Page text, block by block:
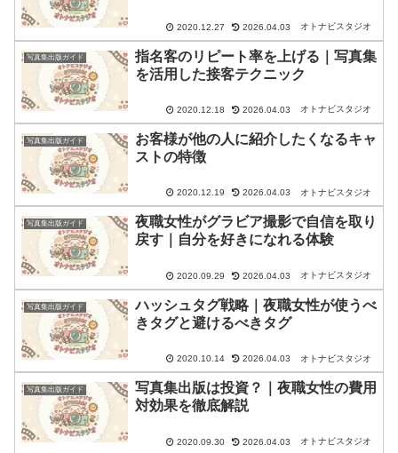
2020.12.27 2026.04.03 オトナビスタジオ
写真集出版ガイド
指名客のリピート率を上げる｜写真集
を活用した接客テクニック
2020.12.18 2026.04.03 オトナビスタジオ
写真集出版ガイド
お客様が他の人に紹介したくなるキャ
ストの特徴
2020.12.19 2026.04.03 オトナビスタジオ
写真集出版ガイド
夜職女性がグラビア撮影で自信を取り
戻す｜自分を好きになれる体験
2020.09.29 2026.04.03 オトナビスタジオ
写真集出版ガイド
ハッシュタグ戦略｜夜職女性が使うべ
きタグと避けるべきタグ
2020.10.14 2026.04.03 オトナビスタジオ
写真集出版ガイド
写真集出版は投資？｜夜職女性の費用
対効果を徹底解説
2020.09.30 2026.04.03 オトナビスタジオ